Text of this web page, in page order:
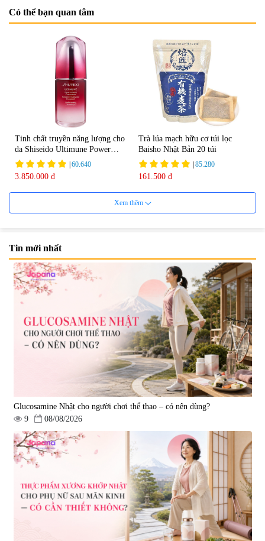
Có thể bạn quan tâm
Tinh chất truyền năng lượng cho
da Shiseido Ultimune Power
75ml
|60.640
3.850.000 đ
Trà lúa mạch hữu cơ túi lọc
Baisho Nhật Bản 20 túi
|85.280
161.500 đ
Viên uống bổ não Ribeto Shoji
|57.920
1.450.000 đ
Viên nang uống cải thiện thị lực,
trí nhớ DHA + EPA + Flaxseed
Oil 30 viên/gói - Date 02/2027
|52.346
225.000 đ
Tẩy tế bào chết Nichiei Bussan
Nano NMN+ Peeling Gel
|0
1.490.000 đ
Viên uống hỗ trợ bền thành
mạch, ngừa tai biến Elastin Plus
& Nattokinase Hokoen 80 viên
0
980.000 đ
Xem thêm
Tin mới nhất
Glucosamine Nhật cho người chơi thể thao – có nên dùng?
9
08/08/2026